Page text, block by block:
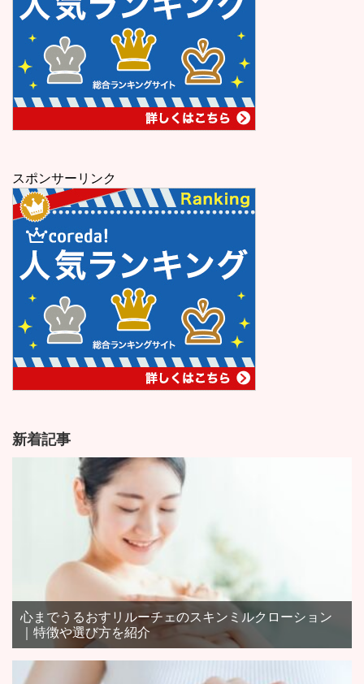
スポンサーリンク
新着記事
心までうるおすリルーチェのスキンミルクローション
｜特徴や選び方を紹介